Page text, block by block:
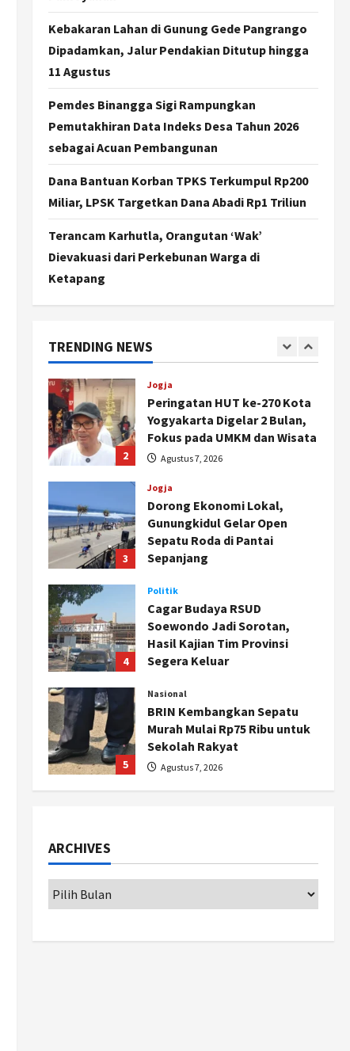
Kebakaran Lahan di Gunung Gede Pangrango
Dipadamkan, Jalur Pendakian Ditutup hingga
11 Agustus
Pemdes Binangga Sigi Rampungkan
Pemutakhiran Data Indeks Desa Tahun 2026
sebagai Acuan Pembangunan
Dana Bantuan Korban TPKS Terkumpul Rp200
Miliar, LPSK Targetkan Dana Abadi Rp1 Triliun
Terancam Karhutla, Orangutan ‘Wak’
Dievakuasi dari Perkebunan Warga di
Ketapang
TRENDING NEWS
Gunungkidul Gelar Open
Sepatu Roda di Pantai
Sepanjang
4
Cagar Budaya RSUD
Soewondo Jadi Sorotan,
Hasil Kajian Tim Provinsi
Segera Keluar
Agustus 7, 2026
Nasional
BRIN Kembangkan Sepatu
Murah Mulai Rp75 Ribu untuk
Sekolah Rakyat
Agustus 7, 2026
1
2
Jogja
Peringatan HUT ke-270 Kota
Yogyakarta Digelar 2 Bulan,
Fokus pada UMKM dan Wisata
Agustus 7, 2026
3
Jogja
Dorong Ekonomi Lokal,
Gunungkidul Gelar Open
Sepatu Roda di Pantai
Sepanjang
4
Politik
Cagar Budaya RSUD
Soewondo Jadi Sorotan,
Hasil Kajian Tim Provinsi
Segera Keluar
5
Nasional
BRIN Kembangkan Sepatu
Murah Mulai Rp75 Ribu untuk
Sekolah Rakyat
Agustus 7, 2026
1
ARCHIVES